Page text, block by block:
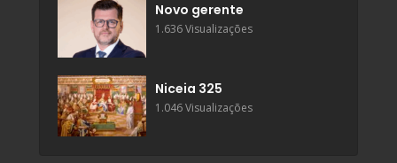
Novo gerente
1.636 Visualizações
Niceia 325
1.046 Visualizações